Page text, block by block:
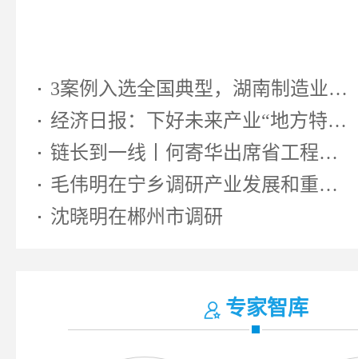
3案例入选全国典型，湖南制造业靠...
经济日报：下好未来产业“地方特色...
链长到一线丨何寄华出席省工程机...
毛伟明在宁乡调研产业发展和重大...
沈晓明在郴州市调研
专家智库